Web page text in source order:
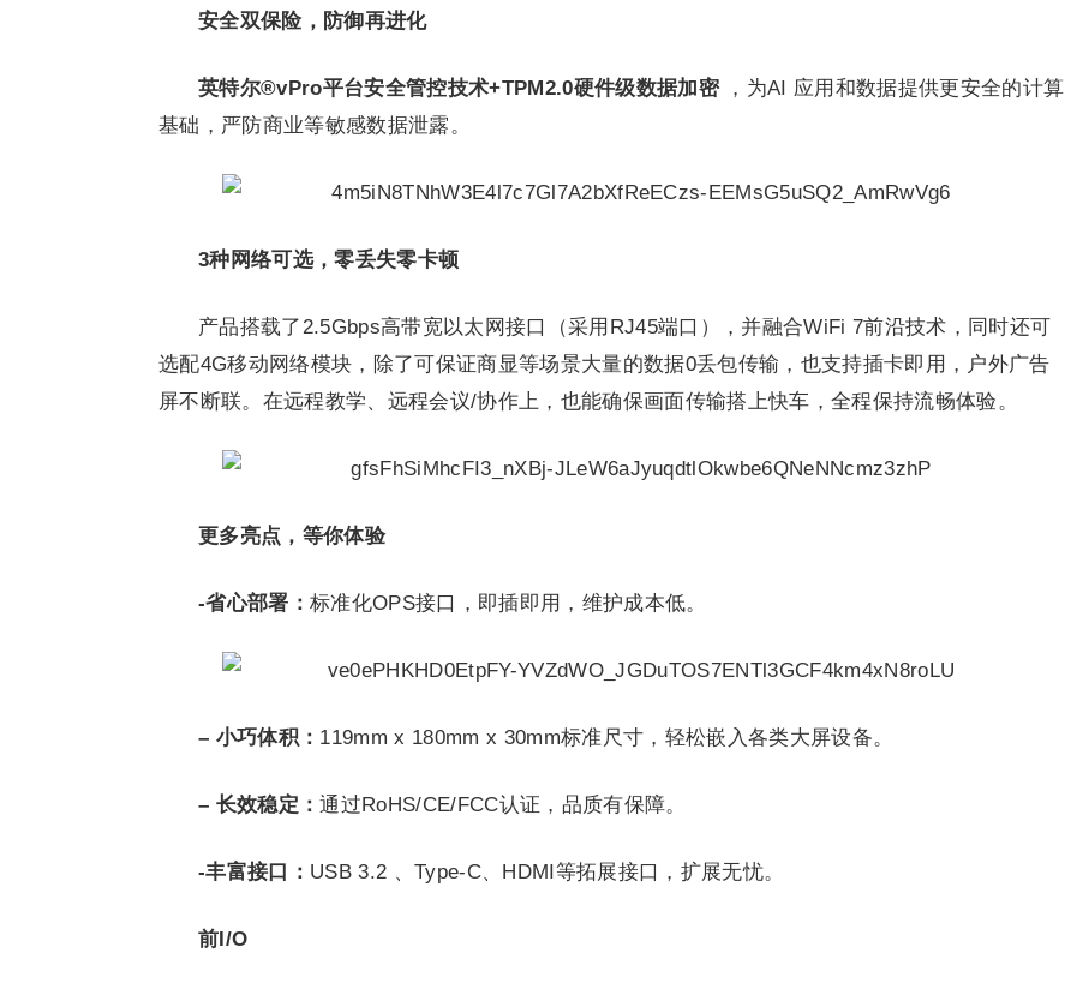
安全双保险，防御再进化
英特尔®vPro平台安全管控技术+TPM2.0硬件级数据加密，为AI 应用和数据提供更安全的计算
基础，严防商业等敏感数据泄露。
3种网络可选，零丢失零卡顿
产品搭载了2.5Gbps高带宽以太网接口（采用RJ45端口），并融合WiFi 7前沿技术，同时还可
选配4G移动网络模块，除了可保证商显等场景大量的数据0丢包传输，也支持插卡即用，户外广告
屏不断联。在远程教学、远程会议/协作上，也能确保画面传输搭上快车，全程保持流畅体验。
更多亮点，等你体验
-省心部署： 标准化OPS接口，即插即用，维护成本低。
– 小巧体积： 119mm x 180mm x 30mm标准尺寸，轻松嵌入各类大屏设备。
– 长效稳定：通过RoHS/CE/FCC认证，品质有保障。
-丰富接口： USB 3.2 、Type-C、HDMI等拓展接口，扩展无忧。
前I/O